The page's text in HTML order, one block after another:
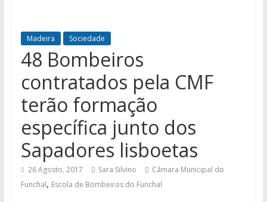
Madeira Sociedade
48 Bombeiros
contratados pela CMF
terão formação
específica junto dos
Sapadores lisboetas
26 Agosto, 2017 Sara Silvino
Câmara Municipal do
Funchal, Escola de Bombeiros do Funchal